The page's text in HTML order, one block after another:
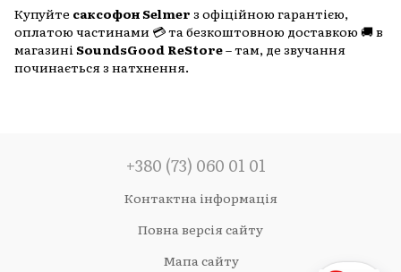
Купуйте саксофон Selmer з офіційною гарантією,
оплатою частинами 💳 та безкоштовною доставкою 🚚 в
магазиніSoundsGood ReStore– там, де звучання
починається з натхнення.
+380 (73) 060 01 01
Контактна інформація
Повна версія сайту
Мапа сайту